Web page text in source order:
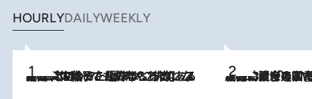
HOURLYDAILYWEEKLY
2026.8.5
【阿川佐和子さんの年とる力】なぜ70代で始めた趣味は“こんなに楽しい”のか？ ピアノ、俳句…スランプに陥っても続けられる“ある秘訣”とは 2026.8.3
慶應幼稚舎の図書室からテレビの世界に飛び込んだ阿川佐和子（72）